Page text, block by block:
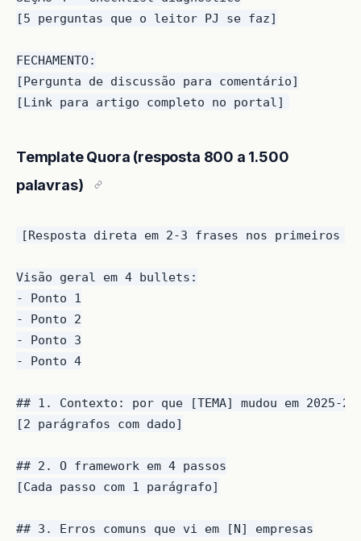
[5 perguntas que o leitor PJ se faz]
FECHAMENTO:
[Pergunta de discussão para comentário]
Template Quora (resposta 800 a 1.500
palavras)
[Resposta direta em 2-3 frases nos primeiros
Visão geral em 4 bullets:
- Ponto 1
- Ponto 2
- Ponto 3
- Ponto 4
## 1. Contexto: por que [TEMA] mudou em 2025-
[2 parágrafos com dado]
## 2. O framework em 4 passos
[Cada passo com 1 parágrafo]
## 3. Erros comuns que vi em [N] empresas